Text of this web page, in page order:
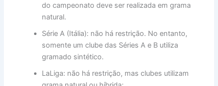
do campeonato deve ser realizada em grama
natural.
Série A (Itália): não há restrição. No entanto,
somente um clube das Séries A e B utiliza
gramado sintético.
LaLiga: não há restrição, mas clubes utilizam